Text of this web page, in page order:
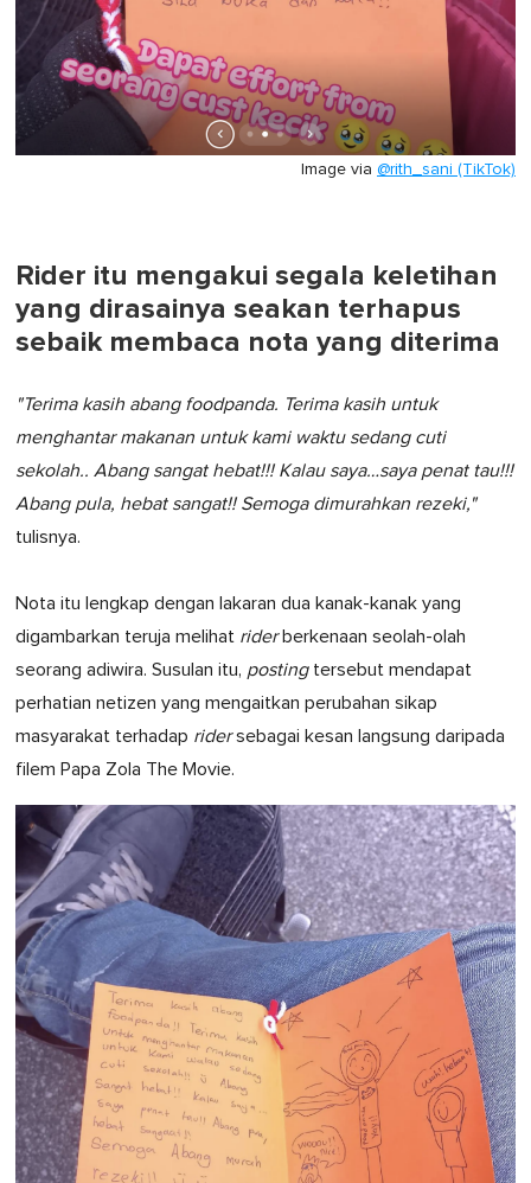
Image via @rith_sani (TikTok)
Rider itu mengakui segala keletihan
yang dirasainya seakan terhapus
sebaik membaca nota yang diterima
"Terima kasih abang foodpanda. Terima kasih untuk
menghantar makanan untuk kami waktu sedang cuti
sekolah.. Abang sangat hebat!!! Kalau saya…saya penat tau!!!
Abang pula, hebat sangat!! Semoga dimurahkan rezeki,"
tulisnya.
Nota itu lengkap dengan lakaran dua kanak-kanak yang
digambarkan teruja melihat riderberkenaan seolah-olah
seorang adiwira. Susulan itu, postingtersebut mendapat
perhatian netizen yang mengaitkan perubahan sikap
masyarakat terhadap ridersebagai kesan langsung daripada
filem Papa Zola The Movie.